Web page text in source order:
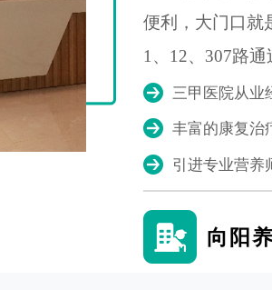
便利，大门口就
1、12、307路
三甲医院从业
丰富的康复治
引进专业营养
向阳